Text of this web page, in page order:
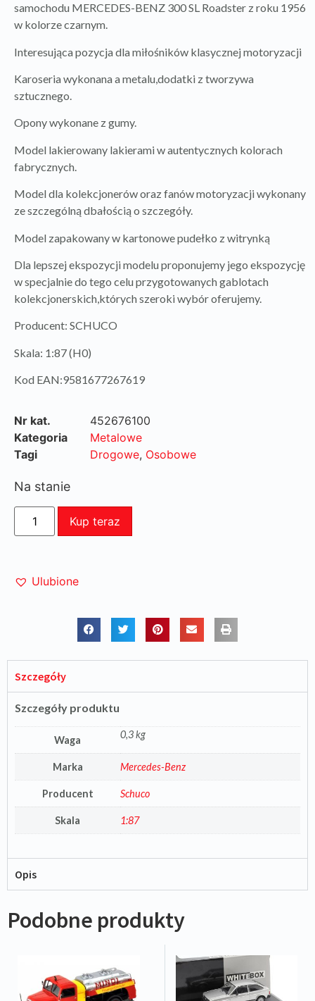
samochodu MERCEDES-BENZ 300 SL Roadster z roku 1956
w kolorze czarnym.
Interesująca pozycja dla miłośników klasycznej motoryzacji
Karoseria wykonana a metalu,dodatki z tworzywa
sztucznego.
Opony wykonane z gumy.
Model lakierowany lakierami w autentycznych kolorach
fabrycznych.
Model dla kolekcjonerów oraz fanów motoryzacji wykonany
ze szczególną dbałością o szczegóły.
Model zapakowany w kartonowe pudełko z witrynką
Dla lepszej ekspozycji modelu proponujemy jego ekspozycję
w specjalnie do tego celu przygotowanych gablotach
kolekcjonerskich,których szeroki wybór oferujemy.
Producent: SCHUCO
Skala: 1:87 (H0)
Kod EAN:9581677267619
Nr kat.
452676100
Kategoria
Metalowe
Tagi
Drogowe, Osobowe
Na stanie
Kup teraz
Ulubione
Szczegóły
Szczegóły produktu
Waga 0,3 kg
Marka Mercedes-Benz
Producent Schuco
Skala 1:87
Opis
Podobne produkty